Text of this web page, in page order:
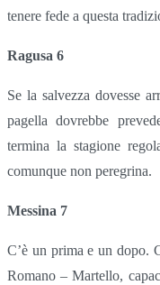
tenere fede a questa
Ragusa 6
Se la salvezza dovesse
pagella dovrebbe
termina la stagione
comunque non peregrina.
Messina 7
C’è un prima e un dopo.
Romano – Martello,